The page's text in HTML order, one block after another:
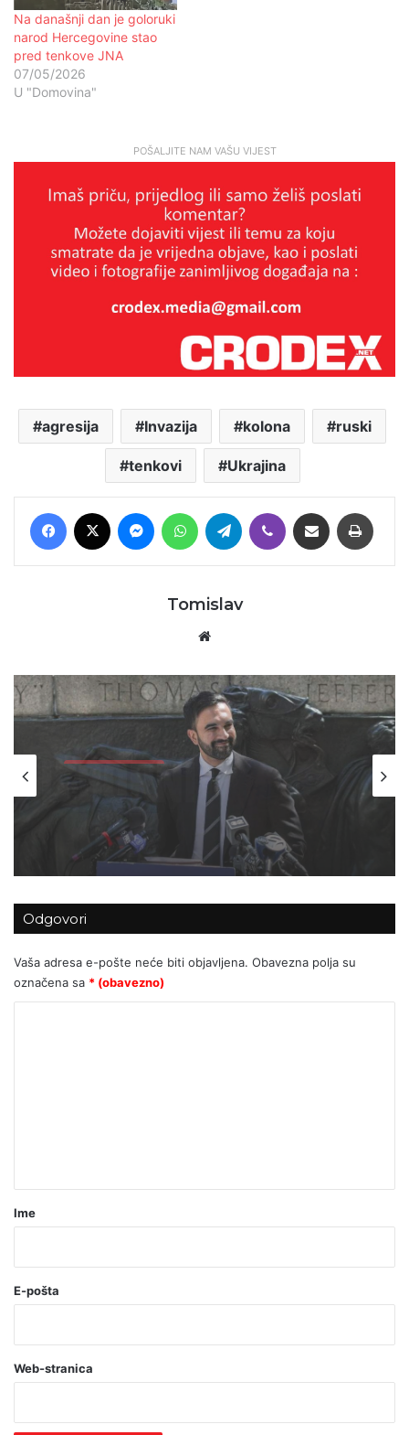
Na današnji dan je goloruki
narod Hercegovine stao
pred tenkove JNA
07/05/2026
U "Domovina"
POŠALJITE NAM VAŠU VIJEST
agresija Invazija kolona ruski
tenkovi Ukrajina
Facebook MessengerWhatsAppTelegram Viber Podijeli putem E-maila
Tomislav
Gospodarstvo
15/03/2026
Porez od 50% na nasljedstvo: nova
socijalistička ideja koja će srednju
klasu pretvoriti u podstanare
Odgovori
Vaša adresa e-pošte neće biti objavljena. Obavezna polja su
označena sa * (obavezno)
r
o
a
v
z
Ime
E-pošta
Web-stranica